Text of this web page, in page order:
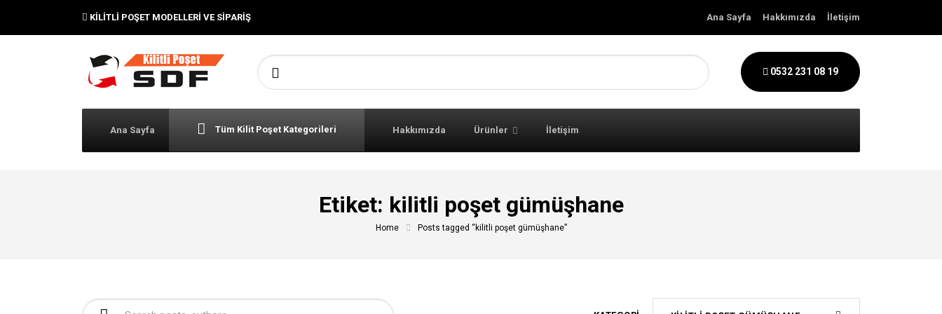
KILITLI POŞET MODELLERI VE SIPARIŞ Ana Sayfa Hakkımızda İletişim
Şunu ara: 0532 231 08 19
Ana Sayfa Tüm Kilit Poşet Kategorileri Hakkımızda Ürünler İletişim
Etiket: kilitli poşet gümüşhane
Home Posts tagged “kilitli poşet gümüşhane”
Şunu ara: